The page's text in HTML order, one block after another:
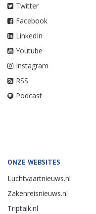
Twitter
Facebook
LinkedIn
Youtube
Instagram
RSS
Podcast
ONZE WEBSITES
Luchtvaartnieuws.nl
Zakenreisnieuws.nl
Triptalk.nl